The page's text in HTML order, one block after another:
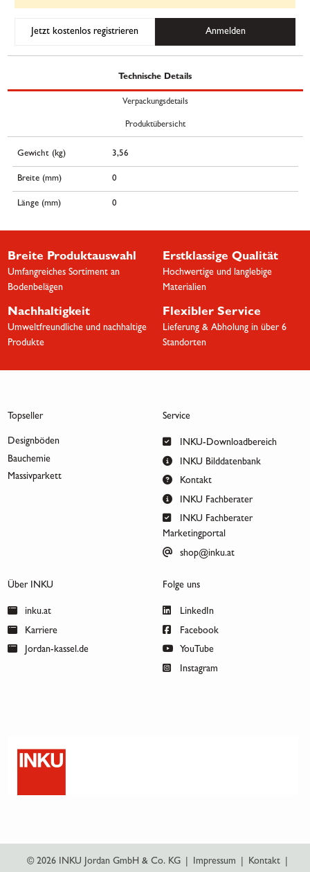
Jetzt kostenlos registrieren Anmelden
Technische Details
Verpackungsdetails
Produktübersicht
Gewicht (kg) 3,56
Breite (mm) 0
Länge (mm) 0
Breite Produktauswahl
Umfangreiches Sortiment an
Bodenbelägen
Erstklassige Qualität
Hochwertige und langlebige
Materialien
Nachhaltigkeit
Umweltfreundliche und nachhaltige
Produkte
Flexibler Service
Lieferung & Abholung in über 6
Standorten
Topseller
Designböden
Bauchemie
Massivparkett
Service
INKU-Downloadbereich
INKU Bilddatenbank
Kontakt
INKU Fachberater
INKU Fachberater
Marketingportal
shop@inku.at
Über INKU
inku.at
Karriere
Jordan-kassel.de
Folge uns
LinkedIn
Facebook
YouTube
Instagram
© 2026 INKU Jordan GmbH & Co. KG Impressum Kontakt